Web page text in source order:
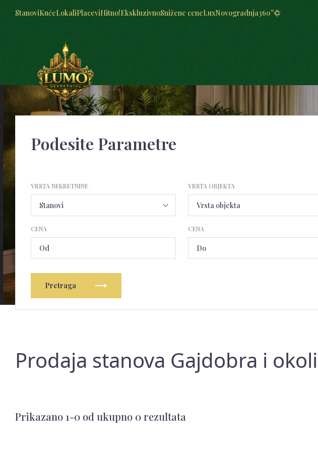
StanoviKućeLokaliPlaceviHitno!EkskluzivnoSnižene ceneLuxNovogradnja360°
Podesite Parametre
VRSTA NEKRETNINE VRSTA OBJEKTA
CENA CENA
Pretraga
Prodaja stanova Gajdobra i
Prikazano 1-0 od ukupno 0 rezultata